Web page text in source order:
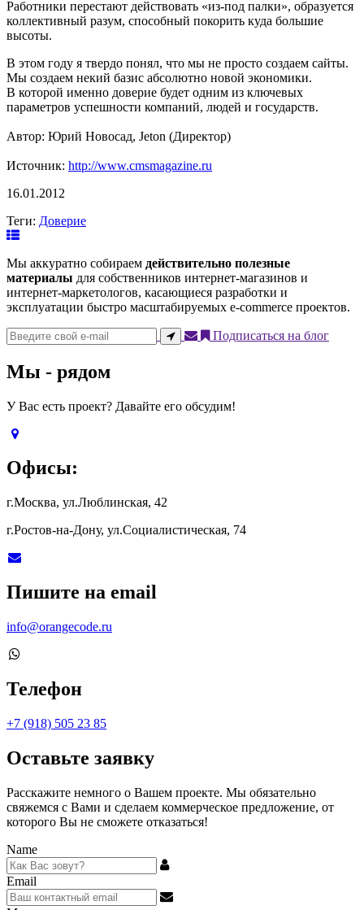
Работники перестают действовать «из-под палки», образуется
коллективный разум, способный покорить куда большие
высоты.
В этом году я твердо понял, что мы не просто создаем сайты.
Мы создаем некий базис абсолютно новой экономики.
В которой именно доверие будет одним из ключевых
параметров успешности компаний, людей и государств.
Автор: Юрий Новосад, Jeton (Директор)
Источник: http://www.cmsmagazine.ru
16.01.2012
Теги: Доверие
Мы аккуратно собираем действительно полезные
материалы для собственников интернет-магазинов и
интернет-маркетологов, касающиеся разработки и
эксплуатации быстро масштабируемых e-commerce проектов.
Подписаться на блог
Мы - рядом
У Вас есть проект? Давайте его обсудим!
Офисы:
г.Москва, ул.Люблинская, 42
г.Ростов-на-Дону, ул.Социалистическая, 74
Пишите на email
info@orangecode.ru
Телефон
+7 (918) 505 23 85
Оставьте заявку
Расскажите немного о Вашем проекте. Мы обязательно
свяжемся с Вами и сделаем коммерческое предложение, от
которого Вы не сможете отказаться!
Name
Email